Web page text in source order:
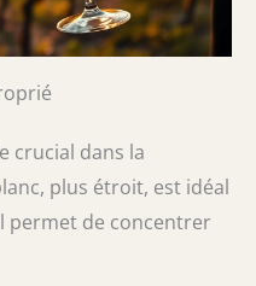
crucial dans la
plus étroit, est idéal
permet de concentrer